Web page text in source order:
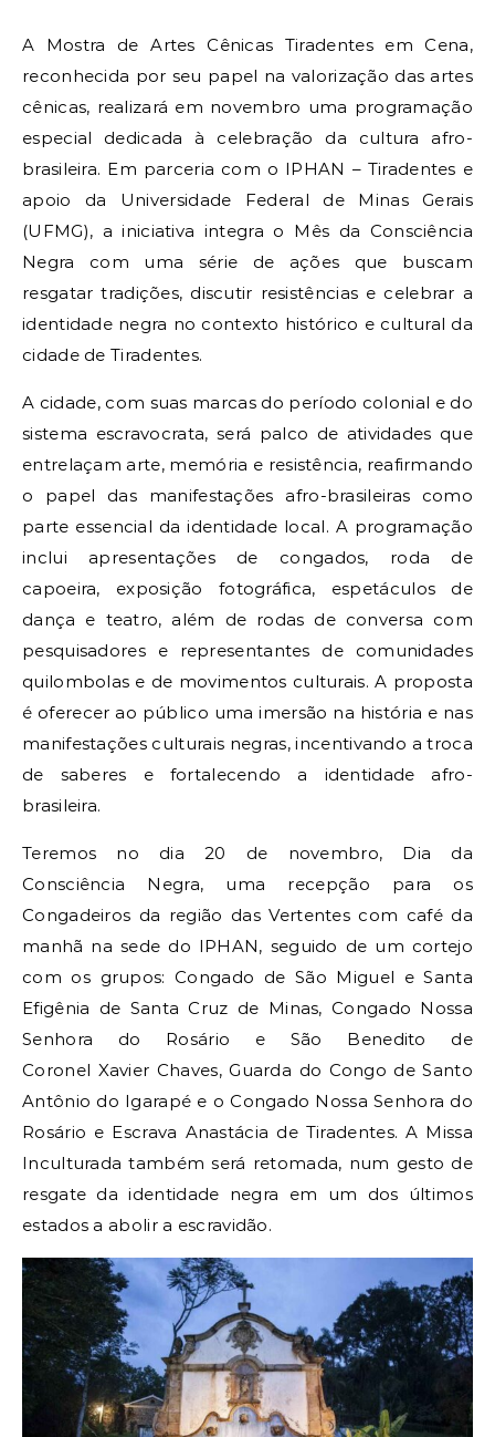
A Mostra de Artes Cênicas Tiradentes em Cena,
reconhecida por seu papel na valorização das artes
cênicas, realizará em novembro uma programação
especial dedicada à celebração da cultura afro-
brasileira. Em parceria com o IPHAN – Tiradentes e
apoio da Universidade Federal de Minas Gerais
(UFMG), a iniciativa integra o Mês da Consciência
Negra com uma série de ações que buscam
resgatar tradições, discutir resistências e celebrar a
identidade negra no contexto histórico e cultural da
cidade de Tiradentes.
A cidade, com suas marcas do período colonial e do
sistema escravocrata, será palco de atividades que
entrelaçam arte, memória e resistência, reafirmando
o papel das manifestações afro-brasileiras como
parte essencial da identidade local. A programação
inclui apresentações de congados, roda de
capoeira, exposição fotográfica, espetáculos de
dança e teatro, além de rodas de conversa com
pesquisadores e representantes de comunidades
quilombolas e de movimentos culturais. A proposta
é oferecer ao público uma imersão na história e nas
manifestações culturais negras, incentivando a troca
de saberes e fortalecendo a identidade afro-
brasileira.
Teremos no dia 20 de novembro, Dia da
Consciência Negra, uma recepção para os
Congadeiros da região das Vertentes com café da
manhã na sede do IPHAN, seguido de um cortejo
com os grupos: Congado de São Miguel e Santa
Efigênia de Santa Cruz de Minas, Congado Nossa
Senhora do Rosário e São Benedito de
Coronel Xavier Chaves, Guarda do Congo de Santo
Antônio do Igarapé e o Congado Nossa Senhora do
Rosário e Escrava Anastácia de Tiradentes. A Missa
Inculturada também será retomada, num gesto de
resgate da identidade negra em um dos últimos
estados a abolir a escravidão.